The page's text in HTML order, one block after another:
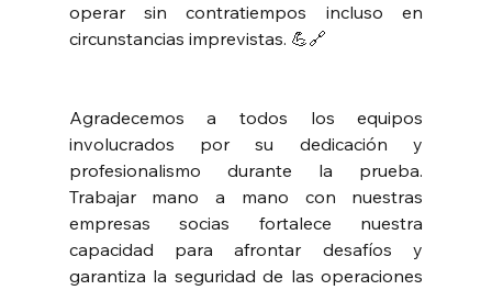
operar sin contratiempos incluso en
circunstancias imprevistas. 💪🔗
Agradecemos a todos los equipos
involucrados por su dedicación y
profesionalismo durante la prueba.
Trabajar mano a mano con nuestras
empresas socias fortalece nuestra
capacidad para afrontar desafíos y
garantiza la seguridad de las operaciones